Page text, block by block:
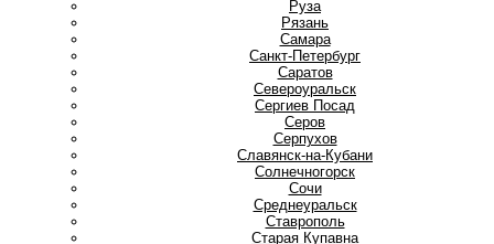
Руза
Рязань
Самара
Санкт-Петербург
Саратов
Североуральск
Сергиев Посад
Серов
Серпухов
Славянск-на-Кубани
Солнечногорск
Сочи
Среднеуральск
Ставрополь
Старая Купавна